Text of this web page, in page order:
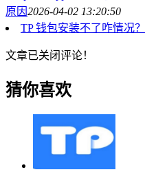
原因2026-04-02 13:20:50
TP 钱包安装不了咋情况？
文章已关闭评论！
猜你喜欢